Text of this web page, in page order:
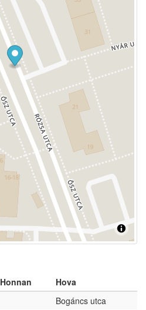
Honnan
Hova
Bogáncs utca